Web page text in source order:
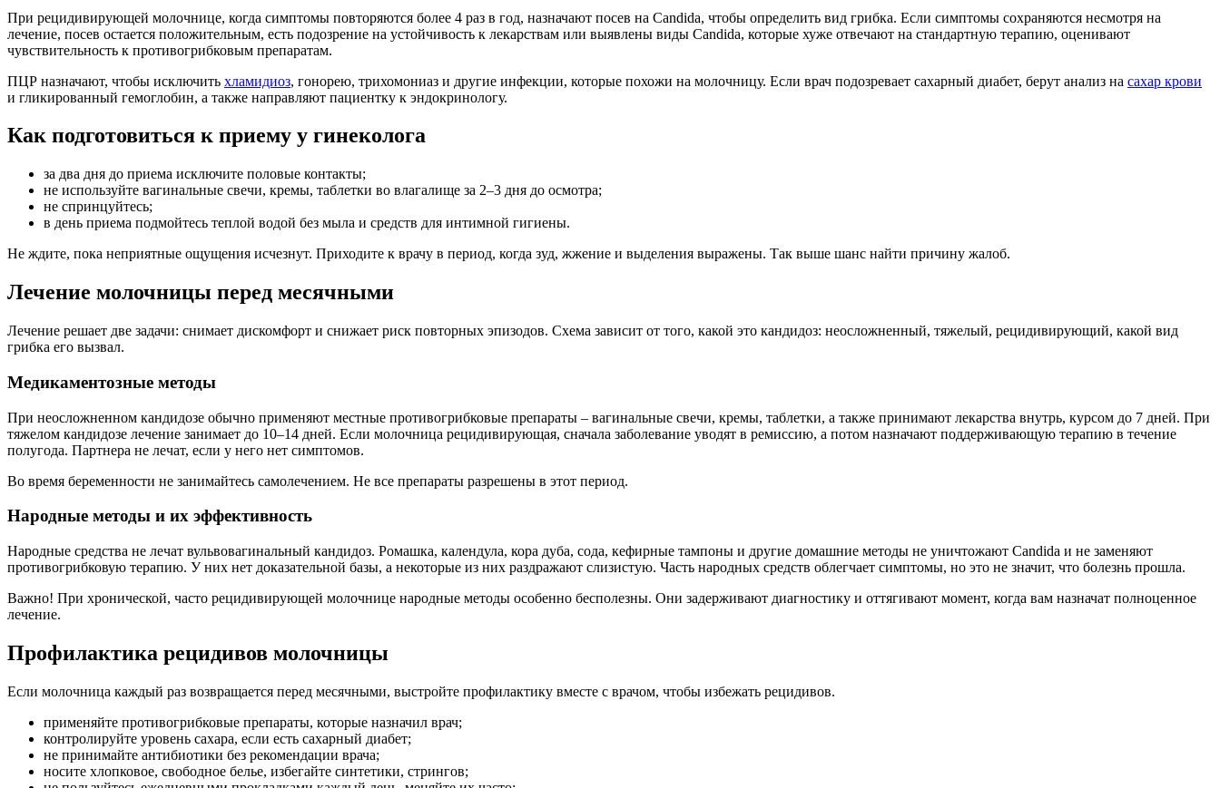
При рецидивирующей молочнице, когда симптомы повторяются более 4 раз в год, назначают посев на Candida, чтобы определить вид грибка. Если симптомы сохраняются несмотря на
лечение, посев остается положительным, есть подозрение на устойчивость к лекарствам или выявлены виды Candida, которые хуже отвечают на стандартную терапию, оценивают
чувствительность к противогрибковым препаратам.
ПЦР назначают, чтобы исключить хламидиоз, гонорею, трихомониаз и другие инфекции, которые похожи на молочницу. Если врач подозревает сахарный диабет, берут анализ на сахар крови
и гликированный гемоглобин, а также направляют пациентку к эндокринологу.
Как подготовиться к приему у гинеколога
за два дня до приема исключите половые контакты;
не используйте вагинальные свечи, кремы, таблетки во влагалище за 2–3 дня до осмотра;
не спринцуйтесь;
в день приема подмойтесь теплой водой без мыла и средств для интимной гигиены.
Не ждите, пока неприятные ощущения исчезнут. Приходите к врачу в период, когда зуд, жжение и выделения выражены. Так выше шанс найти причину жалоб.
Лечение молочницы перед месячными
Лечение решает две задачи: снимает дискомфорт и снижает риск повторных эпизодов. Схема зависит от того, какой это кандидоз: неосложненный, тяжелый, рецидивирующий, какой вид
грибка его вызвал.
Медикаментозные методы
При неосложненном кандидозе обычно применяют местные противогрибковые препараты – вагинальные свечи, кремы, таблетки, а также принимают лекарства внутрь, курсом до 7 дней. При
тяжелом кандидозе лечение занимает до 10–14 дней. Если молочница рецидивирующая, сначала заболевание уводят в ремиссию, а потом назначают поддерживающую терапию в течение
полугода. Партнера не лечат, если у него нет симптомов.
Во время беременности не занимайтесь самолечением. Не все препараты разрешены в этот период.
Народные методы и их эффективность
Народные средства не лечат вульвовагинальный кандидоз. Ромашка, календула, кора дуба, сода, кефирные тампоны и другие домашние методы не уничтожают Candida и не заменяют
противогрибковую терапию. У них нет доказательной базы, а некоторые из них раздражают слизистую. Часть народных средств облегчает симптомы, но это не значит, что болезнь прошла.
Важно! При хронической, часто рецидивирующей молочнице народные методы особенно бесполезны. Они задерживают диагностику и оттягивают момент, когда вам назначат полноценное
лечение.
Профилактика рецидивов молочницы
Если молочница каждый раз возвращается перед месячными, выстройте профилактику вместе с врачом, чтобы избежать рецидивов.
применяйте противогрибковые препараты, которые назначил врач;
контролируйте уровень сахара, если есть сахарный диабет;
не принимайте антибиотики без рекомендации врача;
носите хлопковое, свободное белье, избегайте синтетики, стрингов;